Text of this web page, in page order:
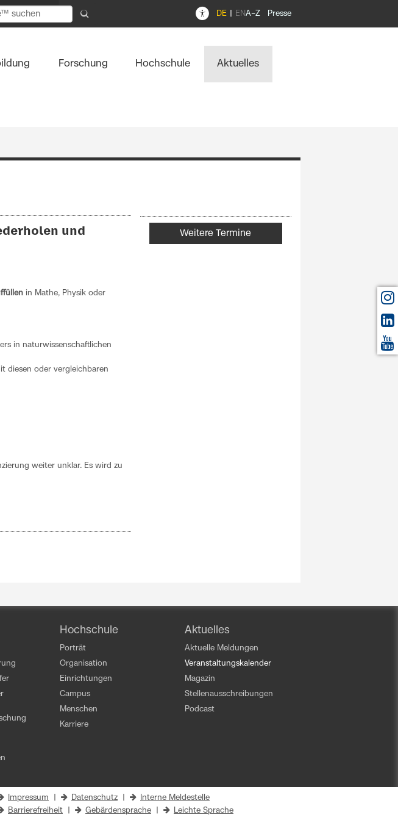
A–Z Presse
DE EN
Forschung Hochschule Aktuelles
und
in Mathe, Physik oder
in naturwissenschaftlichen
diesen oder vergleichbaren
weiter unklar. Es wird zu
Weitere Termine
Hochschule
Porträt
Organisation
Einrichtungen
Campus
Menschen
Karriere
Aktuelles
Aktuelle Meldungen
Veranstaltungskalender
Magazin
Stellenausschreibungen
Podcast
Impressum Datenschutz
Interne Meldestelle
Barrierefreiheit
Gebärdensprache Leichte Sprache